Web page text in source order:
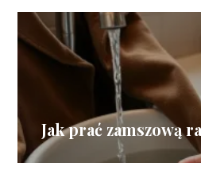
Jak prać zamszową